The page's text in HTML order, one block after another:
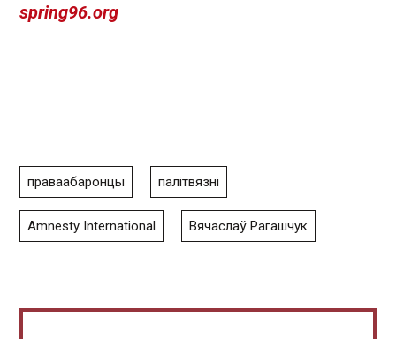
spring96.org
праваабаронцы палітвязні
Amnesty International Вячаслаў Рагашчук